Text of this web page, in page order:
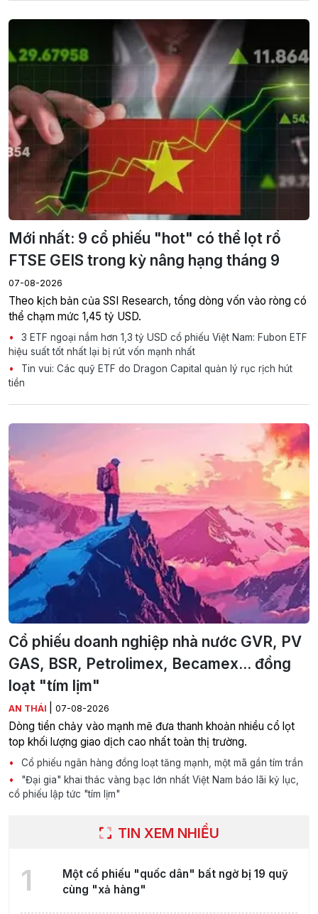
Mới nhất: 9 cổ phiếu "hot" có thể lọt rổ
FTSE GEIS trong kỳ nâng hạng tháng 9
07-08-2026
Theo kịch bản của SSI Research, tổng dòng vốn vào ròng có
thể chạm mức 1,45 tỷ USD.
3 ETF ngoại nắm hơn 1,3 tỷ USD cổ phiếu Việt Nam: Fubon ETF
hiệu suất tốt nhất lại bị rút vốn mạnh nhất
Tin vui: Các quỹ ETF do Dragon Capital quản lý rục rịch hút
tiền
Cổ phiếu doanh nghiệp nhà nước GVR, PV
GAS, BSR, Petrolimex, Becamex... đồng
loạt "tím lịm"
AN THÁI 07-08-2026
Dòng tiền chảy vào mạnh mẽ đưa thanh khoản nhiều cổ lọt
top khối lượng giao dịch cao nhất toàn thị trường.
Cổ phiếu ngân hàng đồng loạt tăng mạnh, một mã gần tím trần
"Đại gia" khai thác vàng bạc lớn nhất Việt Nam báo lãi kỷ lục,
cổ phiếu lập tức "tím lịm"
TIN XEM NHIỀU
1
Một cổ phiếu "quốc dân" bất ngờ bị 19 quỹ
cùng "xả hàng"